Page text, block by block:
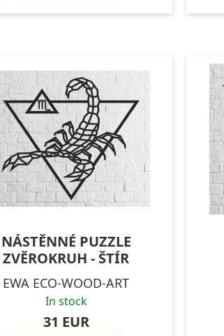
NÁSTĚNNÉ PUZZLE
ZVĚROKRUH - ŠTÍR
EWA ECO-WOOD-ART
In stock
31 EUR